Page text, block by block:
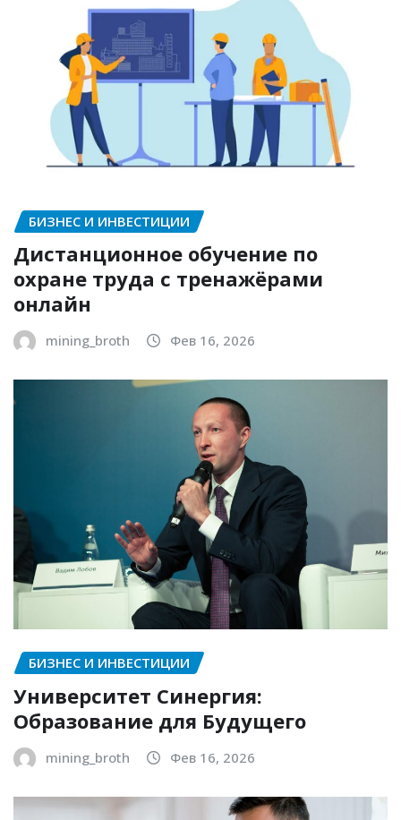
БИЗНЕС И ИНВЕСТИЦИИ
Дистанционное обучение по
охране труда с тренажёрами
онлайн
mining_broth Фев 16, 2026
БИЗНЕС И ИНВЕСТИЦИИ
Университет Синергия:
Образование для Будущего
mining_broth Фев 16, 2026